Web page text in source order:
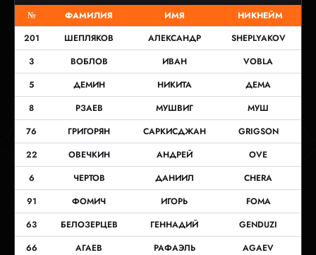
№ ФАМИЛИЯ ИМЯ
НИКНЕЙМ
201
ШЕПЛЯКОВ АЛЕКСАНДР
SHEPLYAKOV
3
ВОБЛОВ ИВАН
VOBLA
5
ДЕМИН НИКИТА
ДЕМА
8
РЗАЕВ МУШВИГ
МУШ
76
ГРИГОРЯН САРКИСДЖАН
GRIGSON
22
ОВЕЧКИН АНДРЕЙ
OVE
6
ЧЕРТОВ ДАНИИЛ
CHERA
91
ФОМИЧ ИГОРЬ
FOMA
63
БЕЛОЗЕРЦЕВ ГЕННАДИЙ
GENDUZI
66
АГАЕВ РАФАЭЛЬ
AGAEV